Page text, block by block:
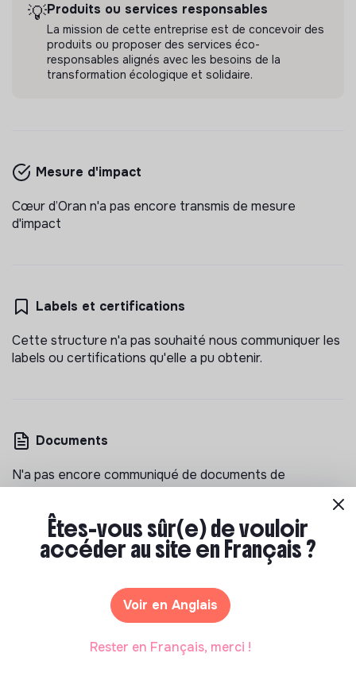
💡Produits ou services responsables
La mission de cette entreprise est de concevoir des
produits ou proposer des services éco-
responsables alignés avec les besoins de la
transformation écologique et solidaire.
Mesure d'impact
Cœur d’Oran n'a pas encore transmis de mesure
d'impact
Labels et certifications
Cette structure n'a pas souhaité nous communiquer les
labels ou certifications qu'elle a pu obtenir.
Documents
N'a pas encore communiqué de documents de
transparence
Êtes-vous sûr(e) de vouloir
accéder au site en Français ?
Voir en Anglais
Rester en Français, merci !